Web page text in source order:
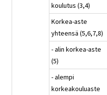
koulutus (3,4)
Korkea-aste
yhteensä (5,6,7,8)
- alin korkea-aste
(5)
- alempi
korkeakouluaste